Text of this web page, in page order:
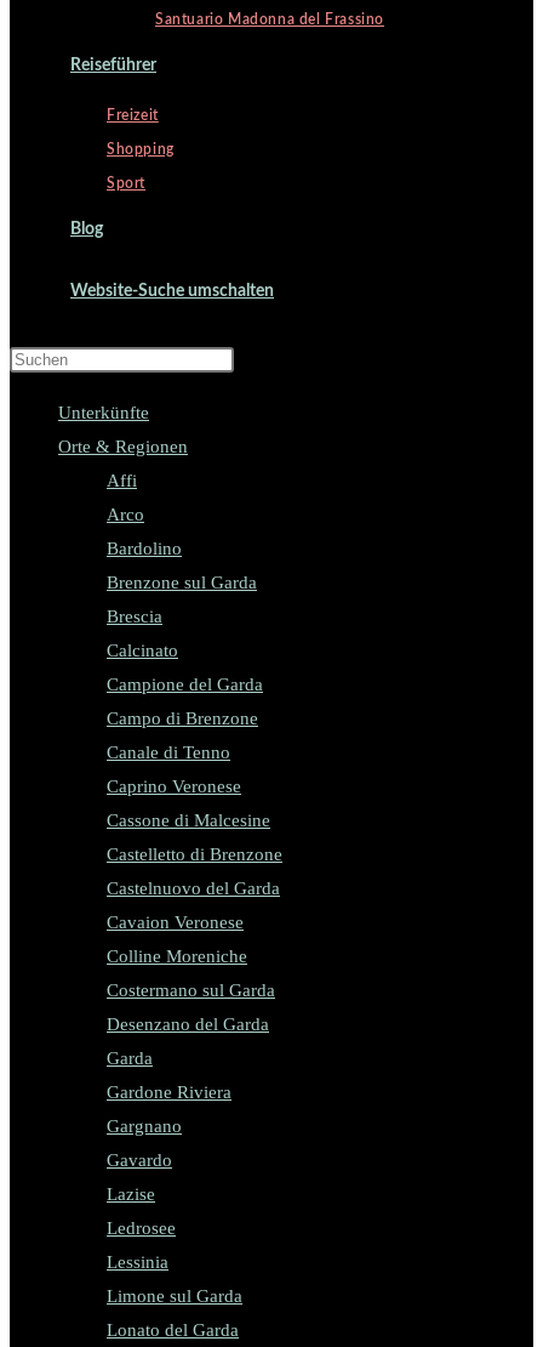
Santuario Madonna del Frassino
Reiseführer
Freizeit
Shopping
Sport
Blog
Website-Suche umschalten
Unterkünfte
Orte & Regionen
Affi
Arco
Bardolino
Brenzone sul Garda
Brescia
Calcinato
Campione del Garda
Campo di Brenzone
Canale di Tenno
Caprino Veronese
Cassone di Malcesine
Castelletto di Brenzone
Castelnuovo del Garda
Cavaion Veronese
Colline Moreniche
Costermano sul Garda
Desenzano del Garda
Garda
Gardone Riviera
Gargnano
Gavardo
Lazise
Ledrosee
Lessinia
Limone sul Garda
Lonato del Garda